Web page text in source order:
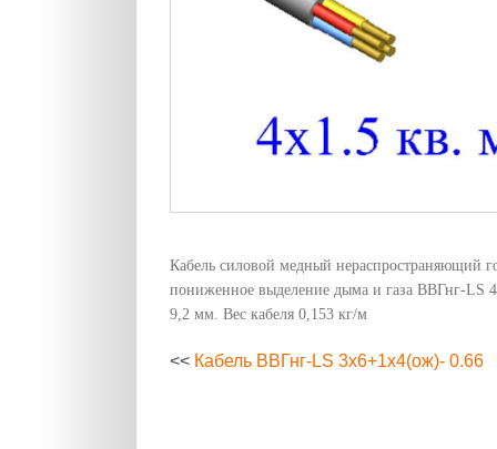
Кабель силовой медный нераспространяющий
пониженное выделение дыма и газа ВВГнг-LS
9,2 мм. Вес кабеля 0,153 кг/м
<< Кабель ВВГнг-LS 3х6+1х4(ож)- 0.66